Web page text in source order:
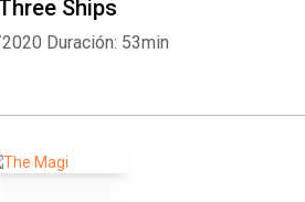
Ships
Duración: 53min